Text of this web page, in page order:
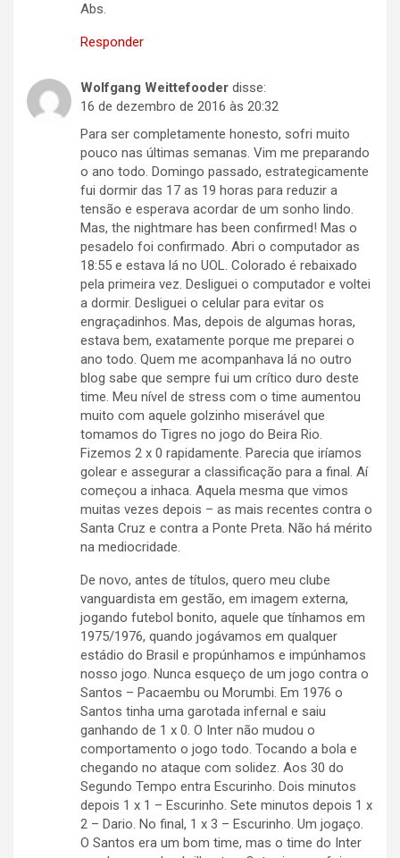
Abs.
Responder
Wolfgang Weittefooder disse:
16 de dezembro de 2016 às 20:32
Para ser completamente honesto, sofri muito
pouco nas últimas semanas. Vim me preparando
o ano todo. Domingo passado, estrategicamente
fui dormir das 17 as 19 horas para reduzir a
tensão e esperava acordar de um sonho lindo.
Mas, the nightmare has been confirmed! Mas o
pesadelo foi confirmado. Abri o computador as
18:55 e estava lá no UOL. Colorado é rebaixado
pela primeira vez. Desliguei o computador e voltei
a dormir. Desliguei o celular para evitar os
engraçadinhos. Mas, depois de algumas horas,
estava bem, exatamente porque me preparei o
ano todo. Quem me acompanhava lá no outro
blog sabe que sempre fui um crítico duro deste
time. Meu nível de stress com o time aumentou
muito com aquele golzinho miserável que
tomamos do Tigres no jogo do Beira Rio.
Fizemos 2 x 0 rapidamente. Parecia que iríamos
golear e assegurar a classificação para a final. Aí
começou a inhaca. Aquela mesma que vimos
muitas vezes depois – as mais recentes contra o
Santa Cruz e contra a Ponte Preta. Não há mérito
na mediocridade.
De novo, antes de títulos, quero meu clube
vanguardista em gestão, em imagem externa,
jogando futebol bonito, aquele que tínhamos em
1975/1976, quando jogávamos em qualquer
estádio do Brasil e propúnhamos e impúnhamos
nosso jogo. Nunca esqueço de um jogo contra o
Santos – Pacaembu ou Morumbi. Em 1976 o
Santos tinha uma garotada infernal e saiu
ganhando de 1 x 0. O Inter não mudou o
comportamento o jogo todo. Tocando a bola e
chegando no ataque com solidez. Aos 30 do
Segundo Tempo entra Escurinho. Dois minutos
depois 1 x 1 – Escurinho. Sete minutos depois 1 x
2 – Dario. No final, 1 x 3 – Escurinho. Um jogaço.
O Santos era um bom time, mas o time do Inter